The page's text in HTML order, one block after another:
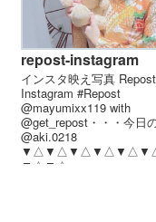
repost-instagram
インスタ映え写真
Instagram #Repost
@mayumixx119 with
@get_repost・・・今日
@aki.0218
▼△▼△...